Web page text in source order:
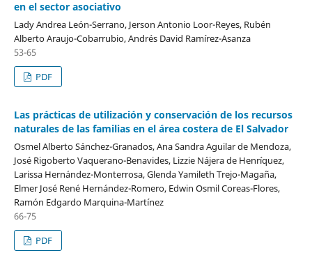
en el sector asociativo
Lady Andrea León-Serrano, Jerson Antonio Loor-Reyes, Rubén
Alberto Araujo-Cobarrubio, Andrés David Ramírez-Asanza
53-65
PDF
Las prácticas de utilización y conservación de los recursos
naturales de las familias en el área costera de El Salvador
Osmel Alberto Sánchez-Granados, Ana Sandra Aguilar de Mendoza,
José Rigoberto Vaquerano-Benavides, Lizzie Nájera de Henríquez,
Larissa Hernández-Monterrosa, Glenda Yamileth Trejo-Magaña,
Elmer José René Hernández-Romero, Edwin Osmil Coreas-Flores,
Ramón Edgardo Marquina-Martínez
66-75
PDF